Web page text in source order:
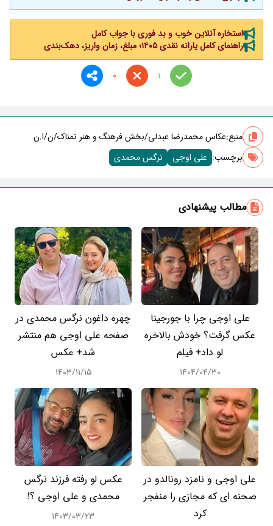
استخاره آنلاین خوب و بد فوری با جواب کامل
راهنمای کامل یارانه نقدی ۱۴۰۵؛ مبلغ، زمان واریز، دهک‌بندی
1
0
منبع:عکاس محمدرضا عبدلی/بخش فرهنگ و هنر نمناک/ن/ا.ن
برچسب‌: علی اوجی نرگس محمدی
مطالب پیشنهادی
علی اوجی چرا با جورجینا
عکس گرفت؟ خودش بالاخره
لو داد+ فیلم
۱۴۰۴/۰۴/۳۰
چهره داغون نرگس محمدی در
صفحه علی اوجی هم منتشر
شد+ عکس
۱۴۰۳/۱۱/۱۵
علی اوجی و نامزد رونالدو در
صحنه ای که مجازی را منفجر
کرد
عکس لو رفته فرزند نرگس
محمدی و علی اوجی ؟!
۱۴۰۳/۰۳/۲۳